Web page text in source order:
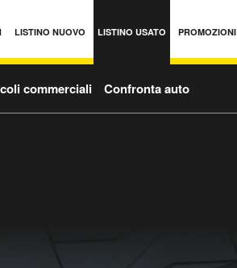
LISTINO NUOVO LISTINO USATO PROMOZIONI
commerciali Confronta auto